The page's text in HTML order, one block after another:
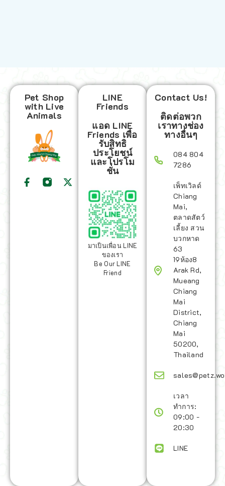
Pet Shop
with Live
Animals
LINE
Friends
แอด LINE
Friends เพื่อ
รับสิทธิ
ประโยชน์
และโปรโม
ชั่น
มาเป็นเพื่อน LINE
ของเรา
Be Our LINE
Friend
Contact Us!
ติดต่อพวก
เราทางช่อง
ทางอื่นๆ
084 804
7286
เพ็ทเวิลด์
Chiang
Mai,
ตลาดสัตว์
เลี้ยง สวน
บวกหาด
63
19ห้อง8
Arak Rd,
Mueang
Chiang
Mai
District,
Chiang
Mai
50200,
Thailand
เวลา
ทำการ:
09:00 -
20:30
LINE